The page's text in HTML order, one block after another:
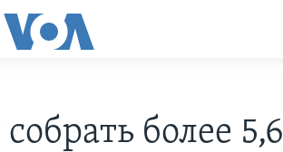
более 5,6